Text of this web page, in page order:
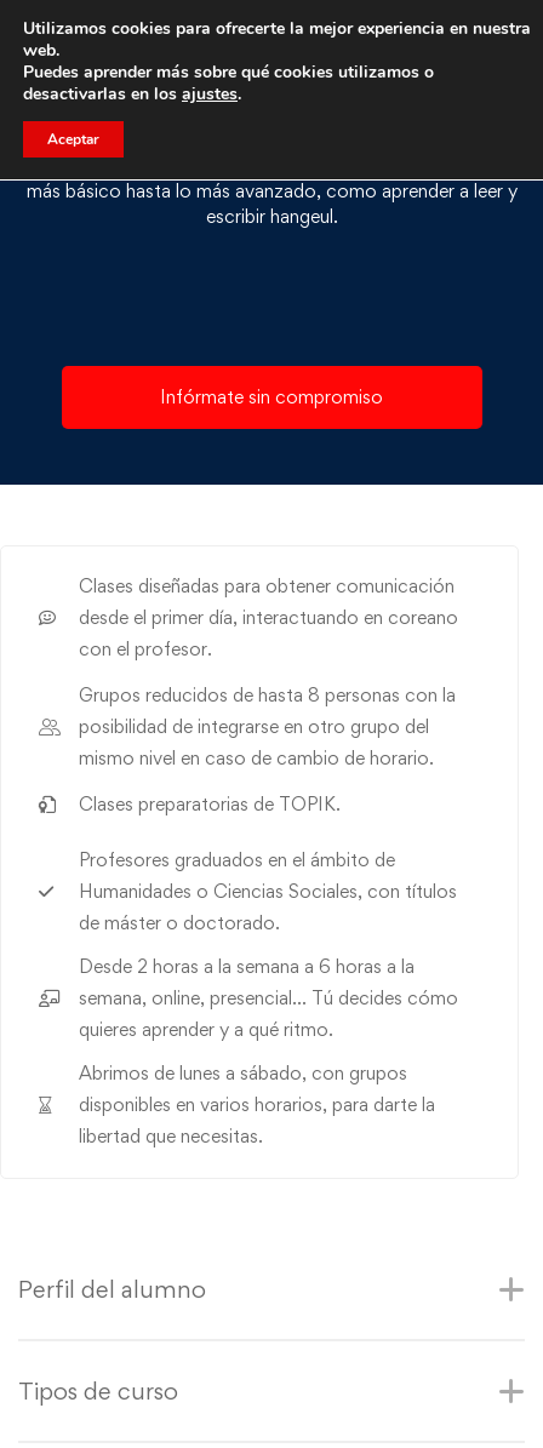
Curso de coreano
¿Quieres aprender coreano? ¡Aprende de los mejores!
Nuestros profesores nativos te enseñarán coreano desde lo
más básico hasta lo más avanzado, como aprender a leer y
escribir hangeul.
Infórmate sin compromiso
Clases diseñadas para obtener comunicación
desde el primer día, interactuando en coreano
con el profesor.
Grupos reducidos de hasta 8 personas con la
posibilidad de integrarse en otro grupo del
mismo nivel en caso de cambio de horario.
Clases preparatorias de TOPIK.
Profesores graduados en el ámbito de
Humanidades o Ciencias Sociales, con títulos
de máster o doctorado.
Desde 2 horas a la semana a 6 horas a la
semana, online, presencial… Tú decides cómo
quieres aprender y a qué ritmo.
Abrimos de lunes a sábado, con grupos
disponibles en varios horarios, para darte la
libertad que necesitas.
Perfil del alumno
Tipos de curso
Utilizamos cookies para ofrecerte la mejor experiencia en nuestra
web.
Puedes aprender más sobre qué cookies utilizamos o
desactivarlas en los ajustes.
Aceptar